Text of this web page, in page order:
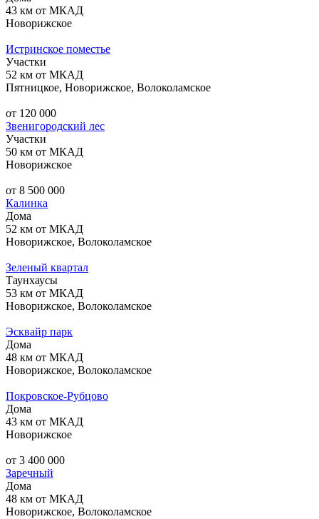
43 км от МКАД
Новорижское
Истринское поместье
Участки
52 км от МКАД
Пятницкое, Новорижское, Волоколамское
от 120 000
Звенигородский лес
Участки
50 км от МКАД
Новорижское
от 8 500 000
Калинка
Дома
52 км от МКАД
Новорижское, Волоколамское
Зеленый квартал
Таунхаусы
53 км от МКАД
Новорижское, Волоколамское
Эсквайр парк
Дома
48 км от МКАД
Новорижское, Волоколамское
Покровское-Рубцово
Дома
43 км от МКАД
Новорижское
от 3 400 000
Заречный
Дома
48 км от МКАД
Новорижское, Волоколамское